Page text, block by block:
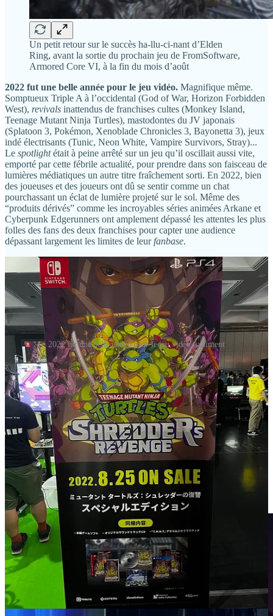
Un petit retour sur le succès ha-llu-ci-nant d’Elden
Ring, avant la sortie du prochain jeu de FromSoftware,
Armored Core VI, à la fin du mois d’août
2022 fut une belle année pour le jeu vidéo. Magnifique même.
Somptueux Triple A à l’occidental (God of War, Horizon Forbidden
West), revivals inattendus de franchises cultes (Monkey Island,
Teenage Mutant Ninja Turtles), mastodontes du JV japonais
(Splatoon 3, Pokémon, Xenoblade Chronicles 3, Bayonetta 3), jeux
indé électrisants (Tunic, Neon White, Vampire Survivors, Stray)...
Le spotlightétait à peine arrêté sur un jeu qu’il oscillait aussi vite,
emporté par cette fébrile actualité, pour prendre dans son faisceau de
lumières médiatiques un autre titre fraîchement sorti. En 2022, bien
des joueuses et des joueurs ont dû se sentir comme un chat
pourchassant un éclat de lumière projeté sur le sol. Même des
“produits dérivés” comme les incroyables séries animées Arkane et
Cyberpunk Edgerunners ont amplement dépassé les attentes les plus
folles des fans des deux franchises pour capter une audience
dépassant largement les limites de leurfanbase.
2022 fut une belle année pour le jeu vidéo, vraiment
Mais un jeu en particulier a su capter la lumière comme nul autre en
2022. Je parle bien sûr de Elden Ring, le dernier né du studio
japonais FromSoftware (avant la sortie dans un petit mois, le 25
août, de Armored Core VI: Fires of Rubicon), connu pour la série
des Souls, Bloodborne ou encore Sekiro.Le succès retentissant du
jeu, tant commercial que critique, fut et reste une surprise.Non
pas liée à la qualité de son contenu, mais à l’ampleur de son succès.
Avec 18 millions d’exemplaires écoulés, Elden Ring est le second
jeu vidéo le plus vendu de 2022, juste derrière la dernière itération
de l'indéboulonnable Call of Duty. Et il a dépassé les 20 millions en
début d’année ! Elden Ring est devenu pour des millions de joueurs,
leur “premier FromSoft’”. Un constat surprenant du fait du pedigree
unique de ce studio tokyoïte.